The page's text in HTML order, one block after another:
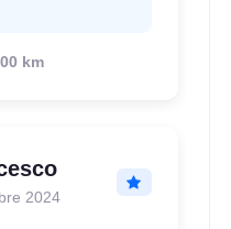
A
km
2024